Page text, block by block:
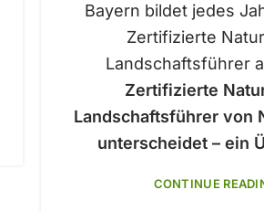
Bayern bildet jedes
Zertifizierte
Landschaftsführer
Zertifizierte
Landschaftsführer von
unterscheidet – ein
CONTINUE